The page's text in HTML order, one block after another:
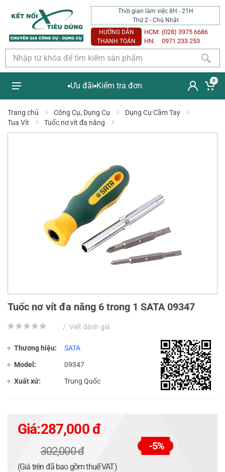
Thời gian làm việc 8H - 21H
Thứ 2 - Chủ Nhật
HƯỚNG DẪN
THANH TOÁN
HCM: (028) 3975 6686
HN:
0971 233 253
Ưu đãi Kiểm tra đơn
0
Trang chủ Công Cụ, Dụng Cụ
Dụng Cụ Cầm Tay
Tua Vít
Tuốc nơ vít đa năng
Tuốc nơ vít đa năng 6 trong 1 SATA 09347
/ Viết đánh giá
Thương hiệu: SATA
Model: 09347
Xuất xứ: Trung Quốc
Giá:287,000 đ
302,000 đ -5%
(Giá trên đã bao gồm thuế VAT)